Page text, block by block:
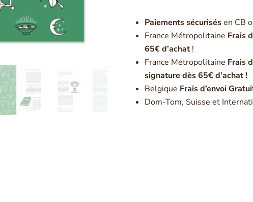
Paiements sécurisésen CB
France Métropolitaine Frais
65€ d’achat!
France Métropolitaine Frais
signature dès 65€ d’achat !
Belgique Frais d’envoi
Dom-Tom, Suisse et